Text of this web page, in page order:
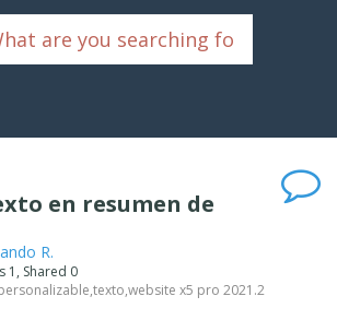
en resumen de
R.
1, Shared 0
,texto,website x5 pro 2021.2